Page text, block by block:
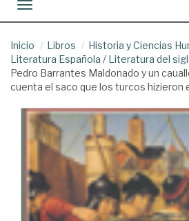
Toggle navigation
Inicio Libros Historia y Ciencias
Literatura Española / Literatura del
Pedro Barrantes Maldonado y un
cuenta el saco que los turcos hizieron